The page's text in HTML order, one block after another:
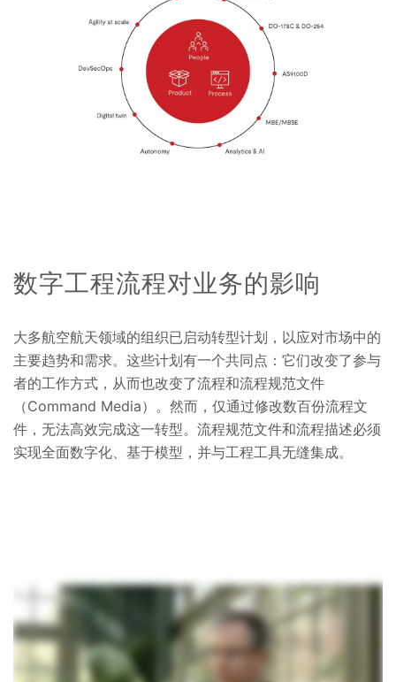
数字工程流程对业务的影响
大多航空航天领域的组织已启动转型计划，以应对市场中的
主要趋势和需求。这些计划有一个共同点：它们改变了参与
者的工作方式，从而也改变了流程和流程规范文件
（Command Media）。然而，仅通过修改数百份流程文
件，无法高效完成这一转型。流程规范文件和流程描述必须
实现全面数字化、基于模型，并与工程工具无缝集成。